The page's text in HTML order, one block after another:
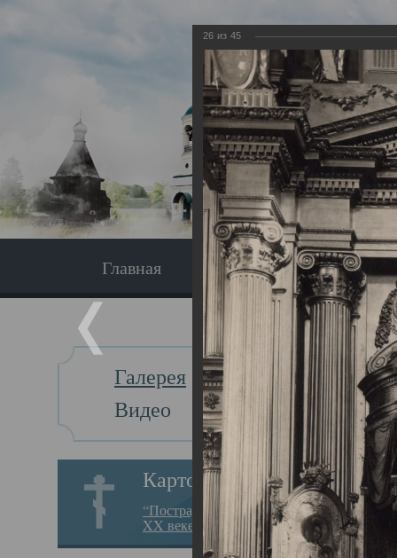
Главная Экскурсия
Галерея
Видео
Картотека
“Пострадавшие за веру в
XX веке на Севере”
Главная
26 из 45